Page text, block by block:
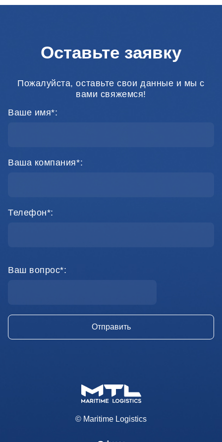
Оставьте заявку
Пожалуйста, оставьте свои данные и мы с
вами свяжемся!
Ваше имя*:
Ваша компания*:
Телефон*:
Ваш вопрос*:
© Maritime Logistics